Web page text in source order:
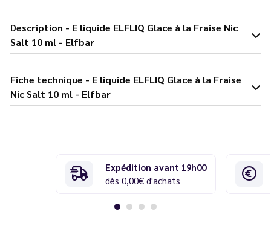
Description - E liquide ELFLIQ Glace à la Fraise Nic
Salt 10 ml - Elfbar
Fiche technique - E liquide ELFLIQ Glace à la Fraise
Nic Salt 10 ml - Elfbar
Expédition avant 19h00
dès 0,00€ d'achats